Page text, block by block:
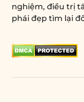
nghiệm, điều trị
phái đẹp tìm lại